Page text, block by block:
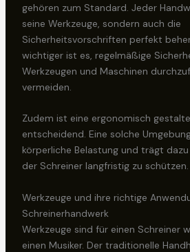
gehören zum Standard. Jeder
seine Werkzeuge, sondern auch die
Sicherheitsvorschriften perfekt
wichtiger ist es, regelmäßige
Werkzeugen und Maschinen
vermeiden.
Zudem ist eine ergonomisch
entscheidend. Eine solche
körperliche Belastung und trägt
der Schreiner langfristig zu schützen.
Werkzeuge und ihre richtige
Schreinerhandwerk
Werkzeuge sind für einen Schreiner
einen Musiker. Der traditionelle